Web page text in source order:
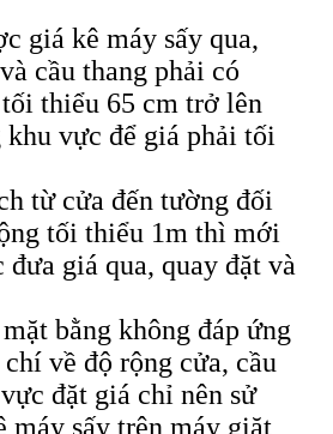
giá kê máy sấy qua,
cầu thang phải có
thiểu 65 cm trở lên
khu vực để giá phải tối
từ cửa đến tường đối
tối thiểu 1m thì mới
đưa giá qua, quay đặt và
bằng không đáp ứng
về độ rộng cửa, cầu
đặt giá chỉ nên sử
máy sấy trên máy giặt